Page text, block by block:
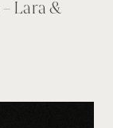
Lara &